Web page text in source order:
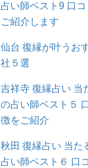
占い師ベスト9 口
ご紹介します
仙台 復縁が叶うお
社５選
吉祥寺 復縁占い 当
の占い師ベスト５
徴をご紹介
秋田 復縁占い 当た
占い師ベスト６ 口